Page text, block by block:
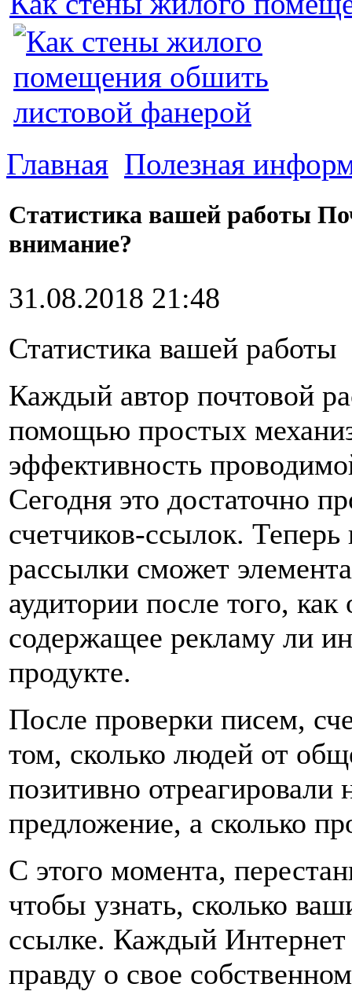
Главная Полезная
Статистика вашей работы
внимание?
31.08.2018 21:48
Статистика вашей работы
Каждый автор почтовой
помощью простых
эффективность
Сегодня это достаточно
счетчиков-ссылок.
рассылки сможет
аудитории после того,
содержащее рекламу ли
продукте.
После проверки писем,
том, сколько людей от
позитивно
предложение, а сколько
С этого момента,
чтобы узнать, сколько
ссылке. Каждый Интернет
правду о свое